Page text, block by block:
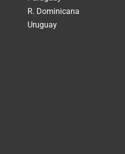
R. Dominicana
Uruguay